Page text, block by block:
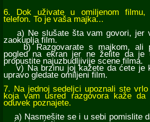
6. Dok uživate u omiljenom filmu,
telefon. To je vaša majka...
a) Ne slušate šta vam govori, jer
zaokuplja film.
b) Razgovarate s majkom, ali
pogled na ekran jer ne želite da je
propustite najuzbudljivije scene filma.
v) Na brzinu joj kažete da ćete je
upravo gledate omiljeni film.
7. Na jednoj sedeljci upoznali ste vrlo
koja vam usred razgovora kaže
oduvek poznajete.
a) Nasmešite se i u sebi pomislite